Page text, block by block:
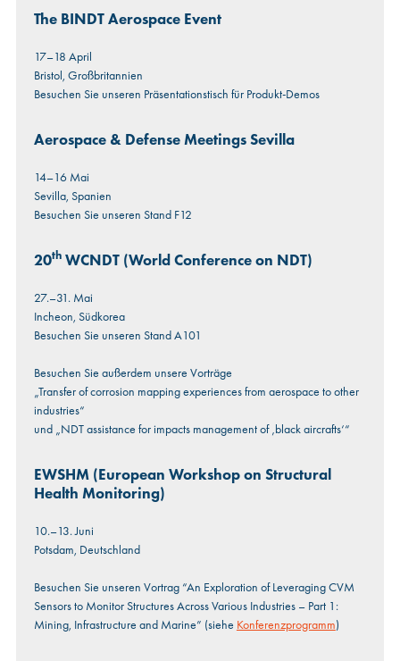
The BINDT Aerospace Event
17–18 April
Bristol, Großbritannien
Besuchen Sie unseren Präsentationstisch für Produkt-Demos
Aerospace & Defense Meetings Sevilla
14–16 Mai
Sevilla, Spanien
Besuchen Sie unseren Stand F12
20thWCNDT (World Conference on NDT)
27.–31. Mai
Incheon, Südkorea
Besuchen Sie unseren Stand A101
Besuchen Sie außerdem unsere Vorträge
„Transfer of corrosion mapping experiences from aerospace to other
industries“
und „NDT assistance for impacts management of ‚black aircrafts‘“
EWSHM (European Workshop on Structural
Health Monitoring)
10.–13. Juni
Potsdam, Deutschland
Besuchen Sie unseren Vortrag “An Exploration of Leveraging CVM
Sensors to Monitor Structures Across Various Industries – Part 1:
Mining, Infrastructure and Marine” (siehe Konferenzprogramm)